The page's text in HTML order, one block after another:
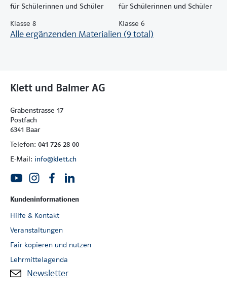
für Schülerinnen und Schüler
Klasse 8
für Schülerinnen und Schüler
Klasse 6
Alle ergänzenden Materialien (9 total)
Klett und Balmer AG
Grabenstrasse 17
Postfach
6341 Baar
Telefon: 041 726 28 00
E-Mail: info@klett.ch
Kundeninformationen
Hilfe & Kontakt
Veranstaltungen
Fair kopieren und nutzen
Lehrmittelagenda
Newsletter